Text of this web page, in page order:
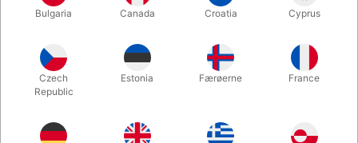
Varenummer:
Bulgaria Canada Croatia Cyprus
Czech
Republic
Estonia Færøerne France